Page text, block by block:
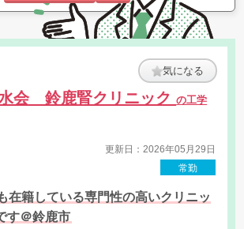
気になる
会 鈴鹿腎クリニックの工学
更新日：2026年05月29日
常勤
在籍している専門性の高いクリニッ
す＠鈴鹿市